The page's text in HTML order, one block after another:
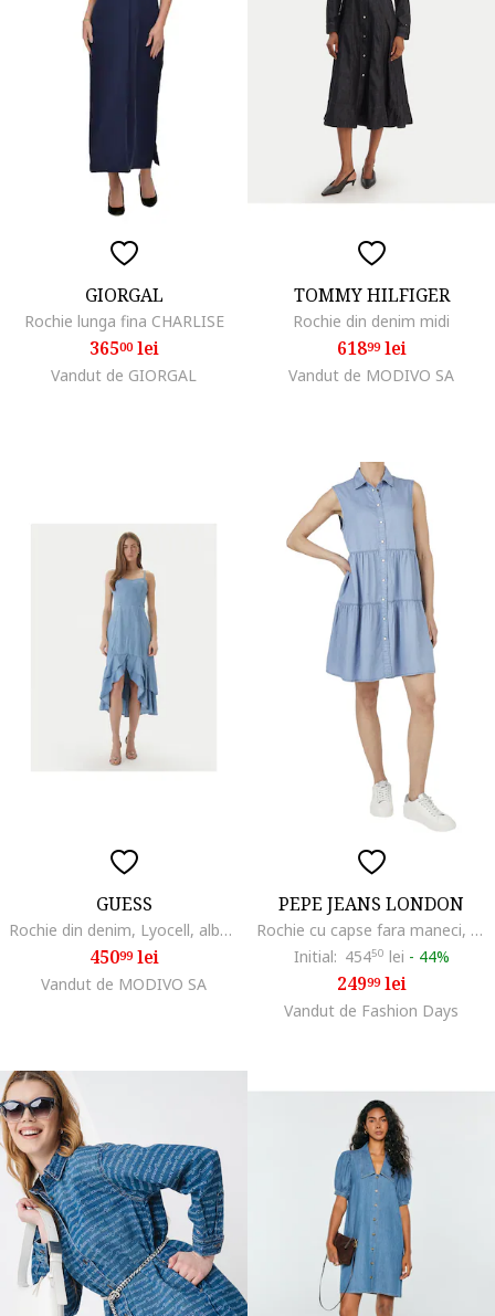
GIORGAL
Rochie lunga fina CHARLISE
36500lei
Vandut de GIORGAL
TOMMY HILFIGER
Rochie din denim midi
61899lei
Vandut de MODIVO SA
GUESS
Rochie din denim, Lyocell, albastru, Albastru
45099lei
Vandut de MODIVO SA
PEPE JEANS LONDON
Rochie cu capse fara maneci, Albastru deschis
Initial: 45450 lei - 44%
24999lei
Vandut de Fashion Days